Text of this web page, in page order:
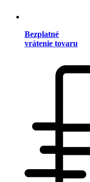
Bezplatné
vrátenie tovaru